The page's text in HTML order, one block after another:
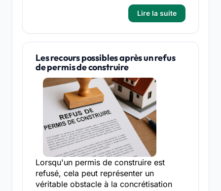
Lire la suite
Les recours possibles après un refus
de permis de construire
Lorsqu'un permis de construire est
refusé, cela peut représenter un
véritable obstacle à la concrétisation